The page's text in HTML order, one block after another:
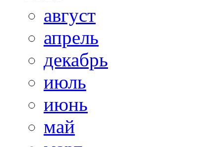
август
апрель
декабрь
июль
июнь
май